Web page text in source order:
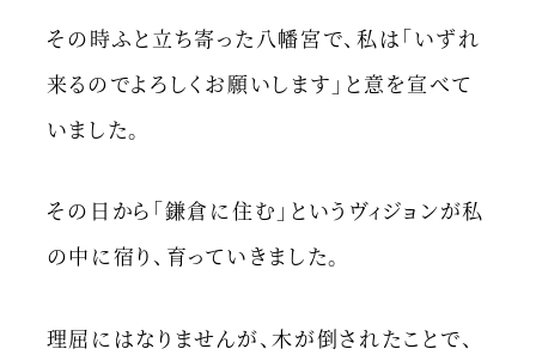
その時ふと立ち寄った八幡宮で、私は「いずれ
来るのでよろしくお願いします」と意を宣べて
いました。
その日から「鎌倉に住む」というヴィジョンが私
の中に宿り、育っていきました。
理屈にはなりませんが、木が倒されたことで、